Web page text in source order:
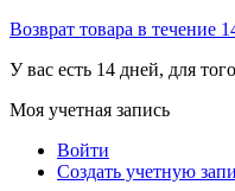
Возврат товара в течение
У вас есть 14 дней, для
Моя учетная запись
Войти
Создать учетную